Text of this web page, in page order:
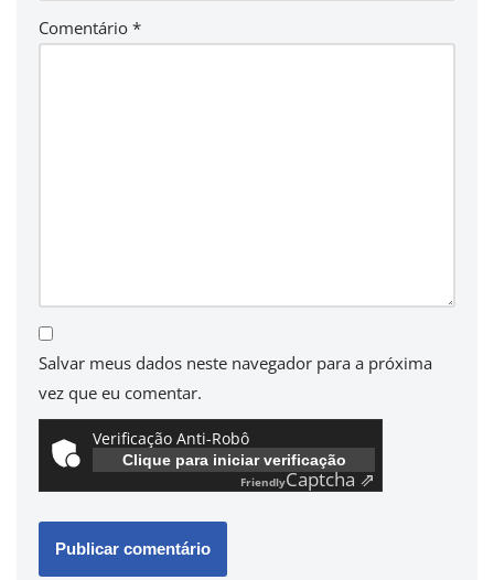
Comentário *
Salvar meus dados neste navegador para a próxima
vez que eu comentar.
Verificação Anti-Robô
Clique para iniciar verificação
FriendlyCaptcha ⇗